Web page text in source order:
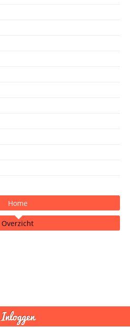
Home
Overzicht
powered by
Inloggen